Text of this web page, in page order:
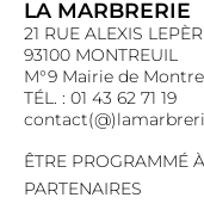
LA MARBRERIE
21 RUE ALEXIS
93100 MONTREUIL
M°9 Mairie de
TÉL. : 01 43 62 71 19
ÊTRE PROGRAMMÉ
PARTENAIRES